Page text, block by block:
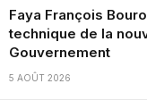
Faya François
technique de la
Gouvernement
5 AOÛT 2026